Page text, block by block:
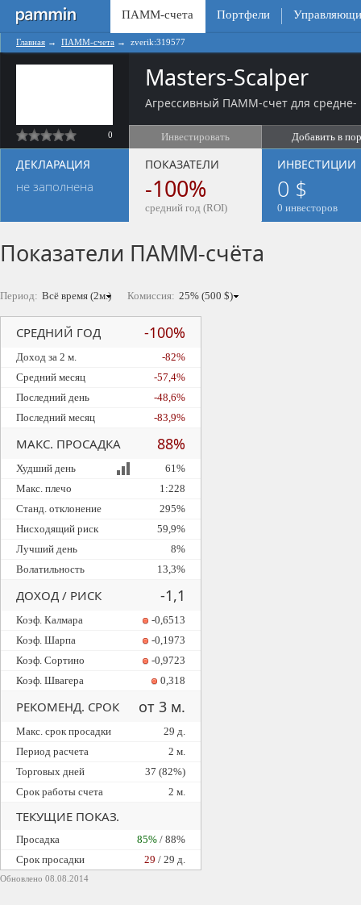
ПАММ-счета Портфели
Главная → ПАММ-счета → zverik:319577
0
Masters-Scalper
Агрессивный ПАММ-счет для средне-
Инвестировать Добавить в
ДЕКЛАРАЦИЯ
не заполнена
ПОКАЗАТЕЛИ
-100%
средний год (ROI)
ИНВЕСТИЦИИ
0 $
0 инвесторов
Показатели ПАММ-счёта
Период: Комиссия:
Обновлено 08.08.2014
СРЕДНИЙ ГОД -100%
Доход за 2 м.
-82%
Средний месяц
-57,4%
Последний день
-48,6%
Последний месяц
-83,9%
МАКС. ПРОСАДКА 88%
Худший день
61%
Макс. плечо
1:228
Станд. отклонение
295%
Нисходящий риск
59,9%
Лучший день
8%
Волатильность
13,3%
ДОХОД / РИСК -1,1
Коэф. Калмара
-0,6513
Коэф. Шарпа
-0,1973
Коэф. Сортино
-0,9723
Коэф. Швагера
0,318
РЕКОМЕНД. СРОК от 3 м.
Макс. срок просадки
29 д.
Период расчета
2 м.
Торговых дней
37 (82%)
Срок работы счета
2 м.
ТЕКУЩИЕ ПОКАЗ.
Просадка 85% / 88%
Cрок просадки
29 / 29 д.